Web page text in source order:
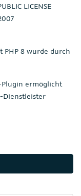
LICENSE
PHP 8 wurde durch
Plugin ermöglicht
Dienstleister